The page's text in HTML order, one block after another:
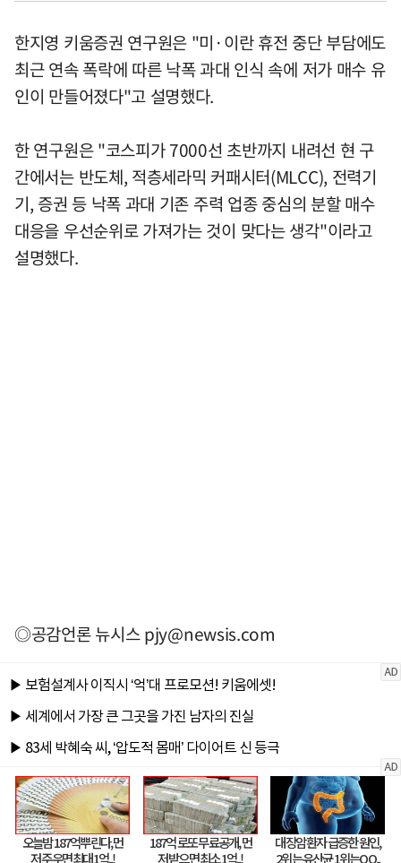
한지영 키움증권 연구원은 "미·이란 휴전 중단 부담에도
최근 연속 폭락에 따른 낙폭 과대 인식 속에 저가 매수 유
인이 만들어졌다"고 설명했다.
한 연구원은 "코스피가 7000선 초반까지 내려선 현 구
간에서는 반도체, 적층세라믹 커패시터(MLCC), 전력기
기, 증권 등 낙폭 과대 기존 주력 업종 중심의 분할 매수
대응을 우선순위로 가져가는 것이 맞다는 생각"이라고
설명했다.
◎공감언론 뉴시스pjy@newsis.com